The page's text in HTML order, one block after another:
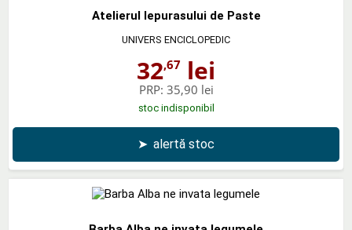
Atelierul Iepurasului de Paste
UNIVERS ENCICLOPEDIC
32,67 lei
PRP: 35,90 lei
stoc indisponibil
➤ alertă stoc